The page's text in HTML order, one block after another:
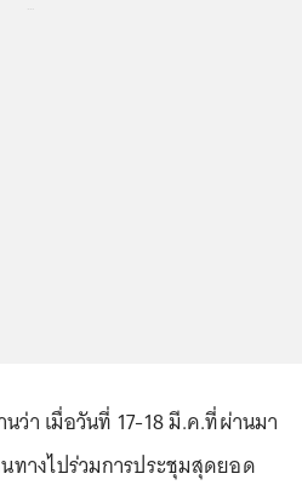
ว่า เมื่อวันที่ 17-18 มี.ค.ที่ผ่านมา
ทางไปร่วมการประชุมสุดยอด